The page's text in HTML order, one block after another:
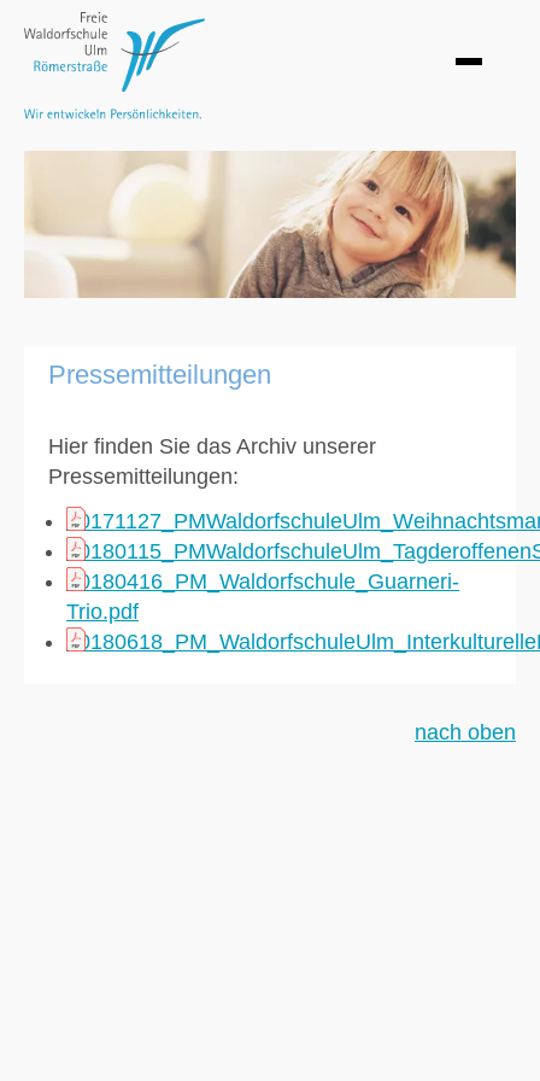
Pressemitteilungen
Hier finden Sie das Archiv unserer
Pressemitteilungen:
20180416_PM_Waldorfschule_Guarneri-
Trio.pdf
nach oben